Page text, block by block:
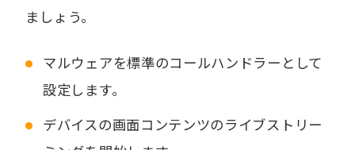
ましょう。
マルウェアを標準のコールハンドラーとして
設定します。
デバイスの画面コンテンツのライブストリー